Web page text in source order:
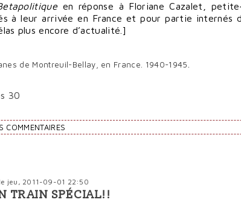
en réponse à Floriane Cazalet,
à leur arrivée en France et pour partie internés
plus encore d’actualité.]
de Montreuil-Bellay, en France. 1940-1945
30
COMMENTAIRES
le jeu, 2011-09-01 22:50
TRAIN SPÉCIAL!!